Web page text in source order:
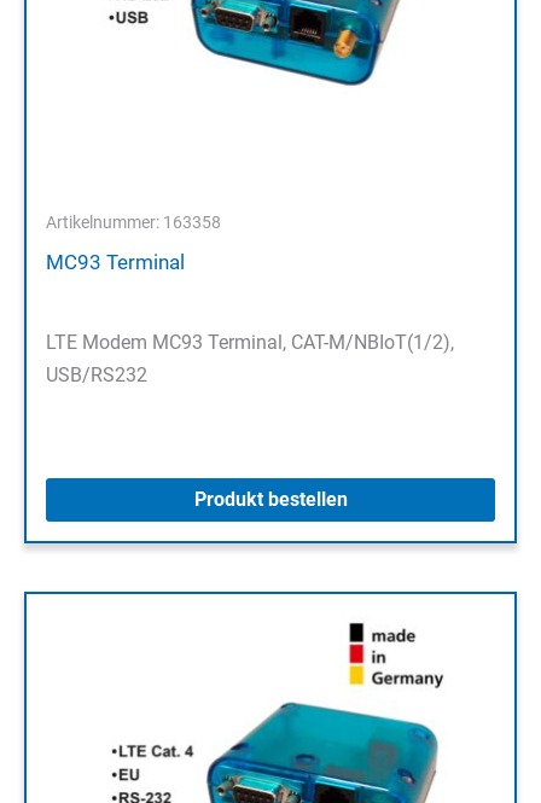
Artikelnummer: 163358
MC93 Terminal
LTE Modem MC93 Terminal, CAT-M/NBIoT(1/2),
USB/RS232
Produkt bestellen